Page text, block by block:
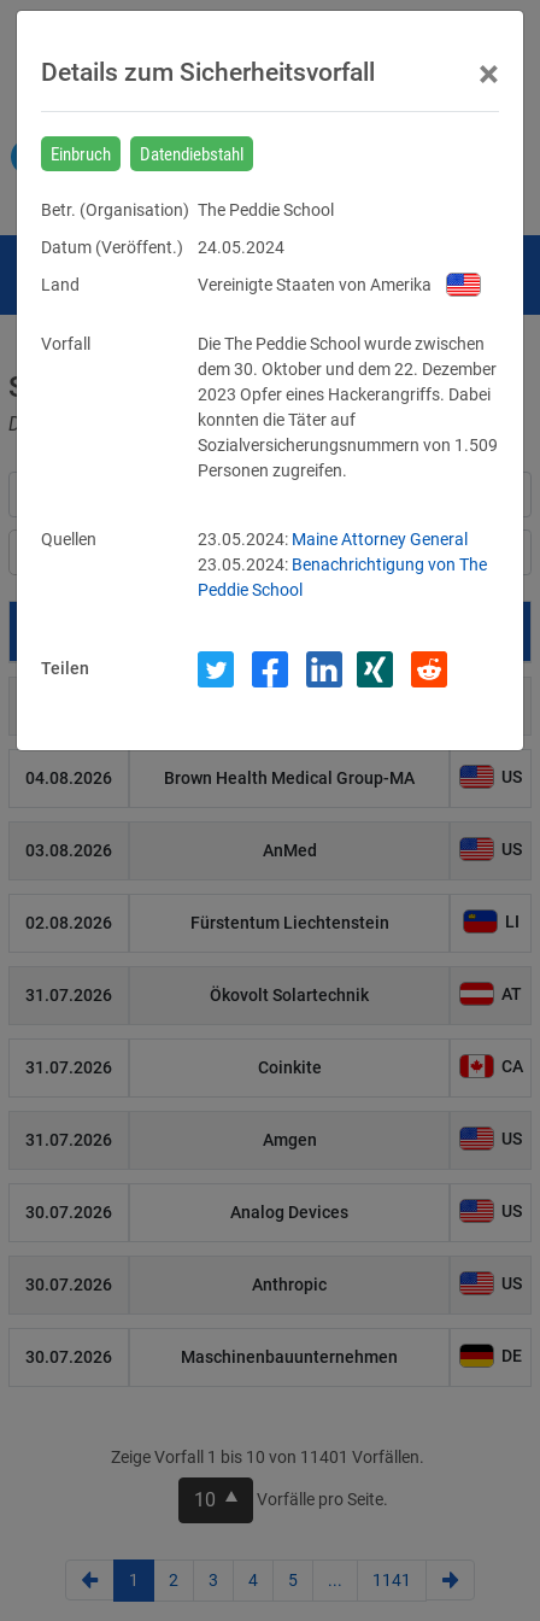
Sicherheitsvorfälle
Datenpannen, Cyber-Angriffe und Schwachstellen
Filter Länderauswahl
04.08.2026 Brown Health Medical Group-MA US
03.08.2026 AnMed US
02.08.2026 Fürstentum Liechtenstein LI
31.07.2026 Ökovolt Solartechnik AT
31.07.2026 Coinkite CA
31.07.2026 Amgen US
30.07.2026 Analog Devices US
30.07.2026 Anthropic US
30.07.2026 Maschinenbauunternehmen DE
Zeige Vorfall 1 bis 10 von 11401 Vorfällen.
10 Vorfälle pro Seite.
1 2 3 4 5 ... 1141
Details zum Sicherheitsvorfall ×
Einbruch Datendiebstahl
Betr. (Organisation) The Peddie School
Datum (Veröffent.)
24.05.2024
Land
Vereinigte Staaten von Amerika
Vorfall
Die The Peddie School wurde zwischen
dem 30. Oktober und dem 22. Dezember
2023 Opfer eines Hackerangriffs. Dabei
konnten die Täter auf
Sozialversicherungsnummern von 1.509
Personen zugreifen.
Quellen 23.05.2024: Maine Attorney General
23.05.2024: Benachrichtigung von The
Peddie School
Teilen